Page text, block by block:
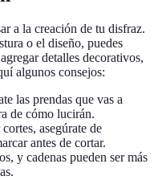
a la creación de tu disfraz.
o el diseño, puedes
detalles decorativos,
algunos consejos:
las prendas que vas a
de cómo lucirán.
asegúrate de
antes de cortar.
y cadenas pueden ser más